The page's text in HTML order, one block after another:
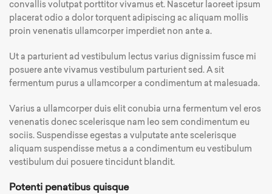
convallis volutpat porttitor vivamus et. Nascetur laoreet ipsum
placerat odio a dolor torquent adipiscing ac aliquam mollis
proin venenatis ullamcorper imperdiet non ante a.
Ut a parturient ad vestibulum lectus varius dignissim fusce mi
posuere ante vivamus vestibulum parturient sed. A sit
fermentum purus a ullamcorper a condimentum at malesuada.
Varius a ullamcorper duis elit conubia urna fermentum vel eros
venenatis donec scelerisque nam leo sem condimentum eu
sociis. Suspendisse egestas a vulputate ante scelerisque
aliquam suspendisse metus a a condimentum eu vestibulum
vestibulum dui posuere tincidunt blandit.
Potenti penatibus quisque